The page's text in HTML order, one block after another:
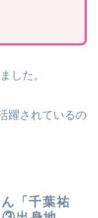
した。
躍されているの
「千葉祐